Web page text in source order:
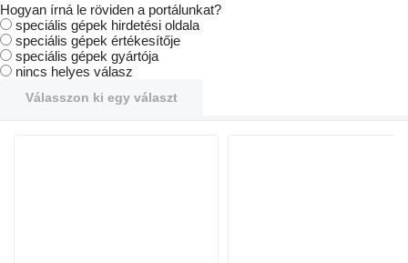
Hogyan írná le röviden a portálunkat?
speciális gépek hirdetési oldala
speciális gépek értékesítője
speciális gépek gyártója
nincs helyes válasz
Válasszon ki egy választ